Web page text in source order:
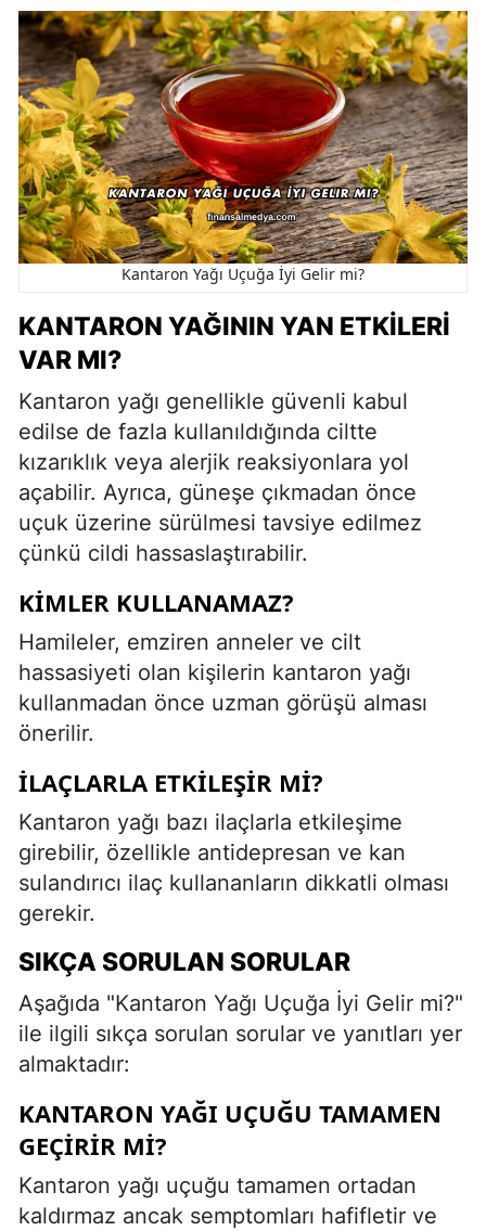
Kantaron Yağı Uçuğa İyi Gelir mi?
KANTARON YAĞININ YAN ETKILERI
VAR MI?
Kantaron yağı genellikle güvenli kabul
edilse de fazla kullanıldığında ciltte
kızarıklık veya alerjik reaksiyonlara yol
açabilir. Ayrıca, güneşe çıkmadan önce
uçuk üzerine sürülmesi tavsiye edilmez
çünkü cildi hassaslaştırabilir.
KIMLER KULLANAMAZ?
Hamileler, emziren anneler ve cilt
hassasiyeti olan kişilerin kantaron yağı
kullanmadan önce uzman görüşü alması
önerilir.
İLAÇLARLA ETKILEŞIR MI?
Kantaron yağı bazı ilaçlarla etkileşime
girebilir, özellikle antidepresan ve kan
sulandırıcı ilaç kullananların dikkatli olması
gerekir.
SIKÇA SORULAN SORULAR
Aşağıda "Kantaron Yağı Uçuğa İyi Gelir mi?"
ile ilgili sıkça sorulan sorular ve yanıtları yer
almaktadır:
KANTARON YAĞI UÇUĞU TAMAMEN
GEÇIRIR MI?
Kantaron yağı uçuğu tamamen ortadan
kaldırmaz ancak semptomları hafifletir ve